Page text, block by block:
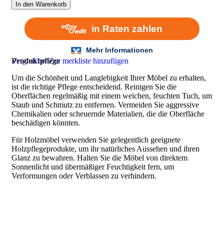
In den Warenkorb
VergleichenZur merkliste hinzufügen
Produktpflege
Um die Schönheit und Langlebigkeit Ihrer Möbel zu erhalten,
ist die richtige Pflege entscheidend. Reinigen Sie die
Oberflächen regelmäßig mit einem weichen, feuchten Tuch, um
Staub und Schmutz zu entfernen. Vermeiden Sie aggressive
Chemikalien oder scheuernde Materialien, die die Oberfläche
beschädigen könnten.
Für Holzmöbel verwenden Sie gelegentlich geeignete
Holzpflegeprodukte, um ihr natürliches Aussehen und ihren
Glanz zu bewahren. Halten Sie die Möbel von direktem
Sonnenlicht und übermäßiger Feuchtigkeit fern, um
Verformungen oder Verblassen zu verhindern.